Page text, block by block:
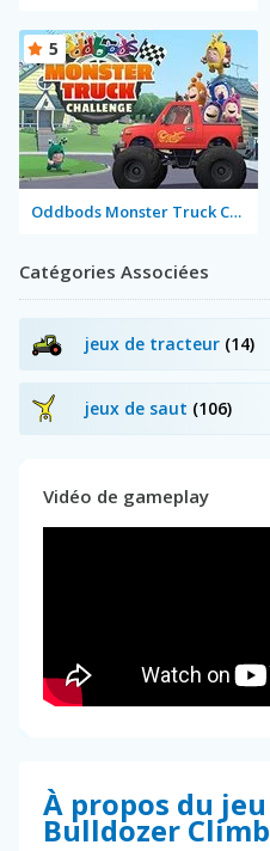
Oddbods Monster Truck Challenge
5
Catégories Associées
jeux de tracteur (14)
jeux de saut (106)
Vidéo de gameplay
À propos du jeu
Bulldozer Climb